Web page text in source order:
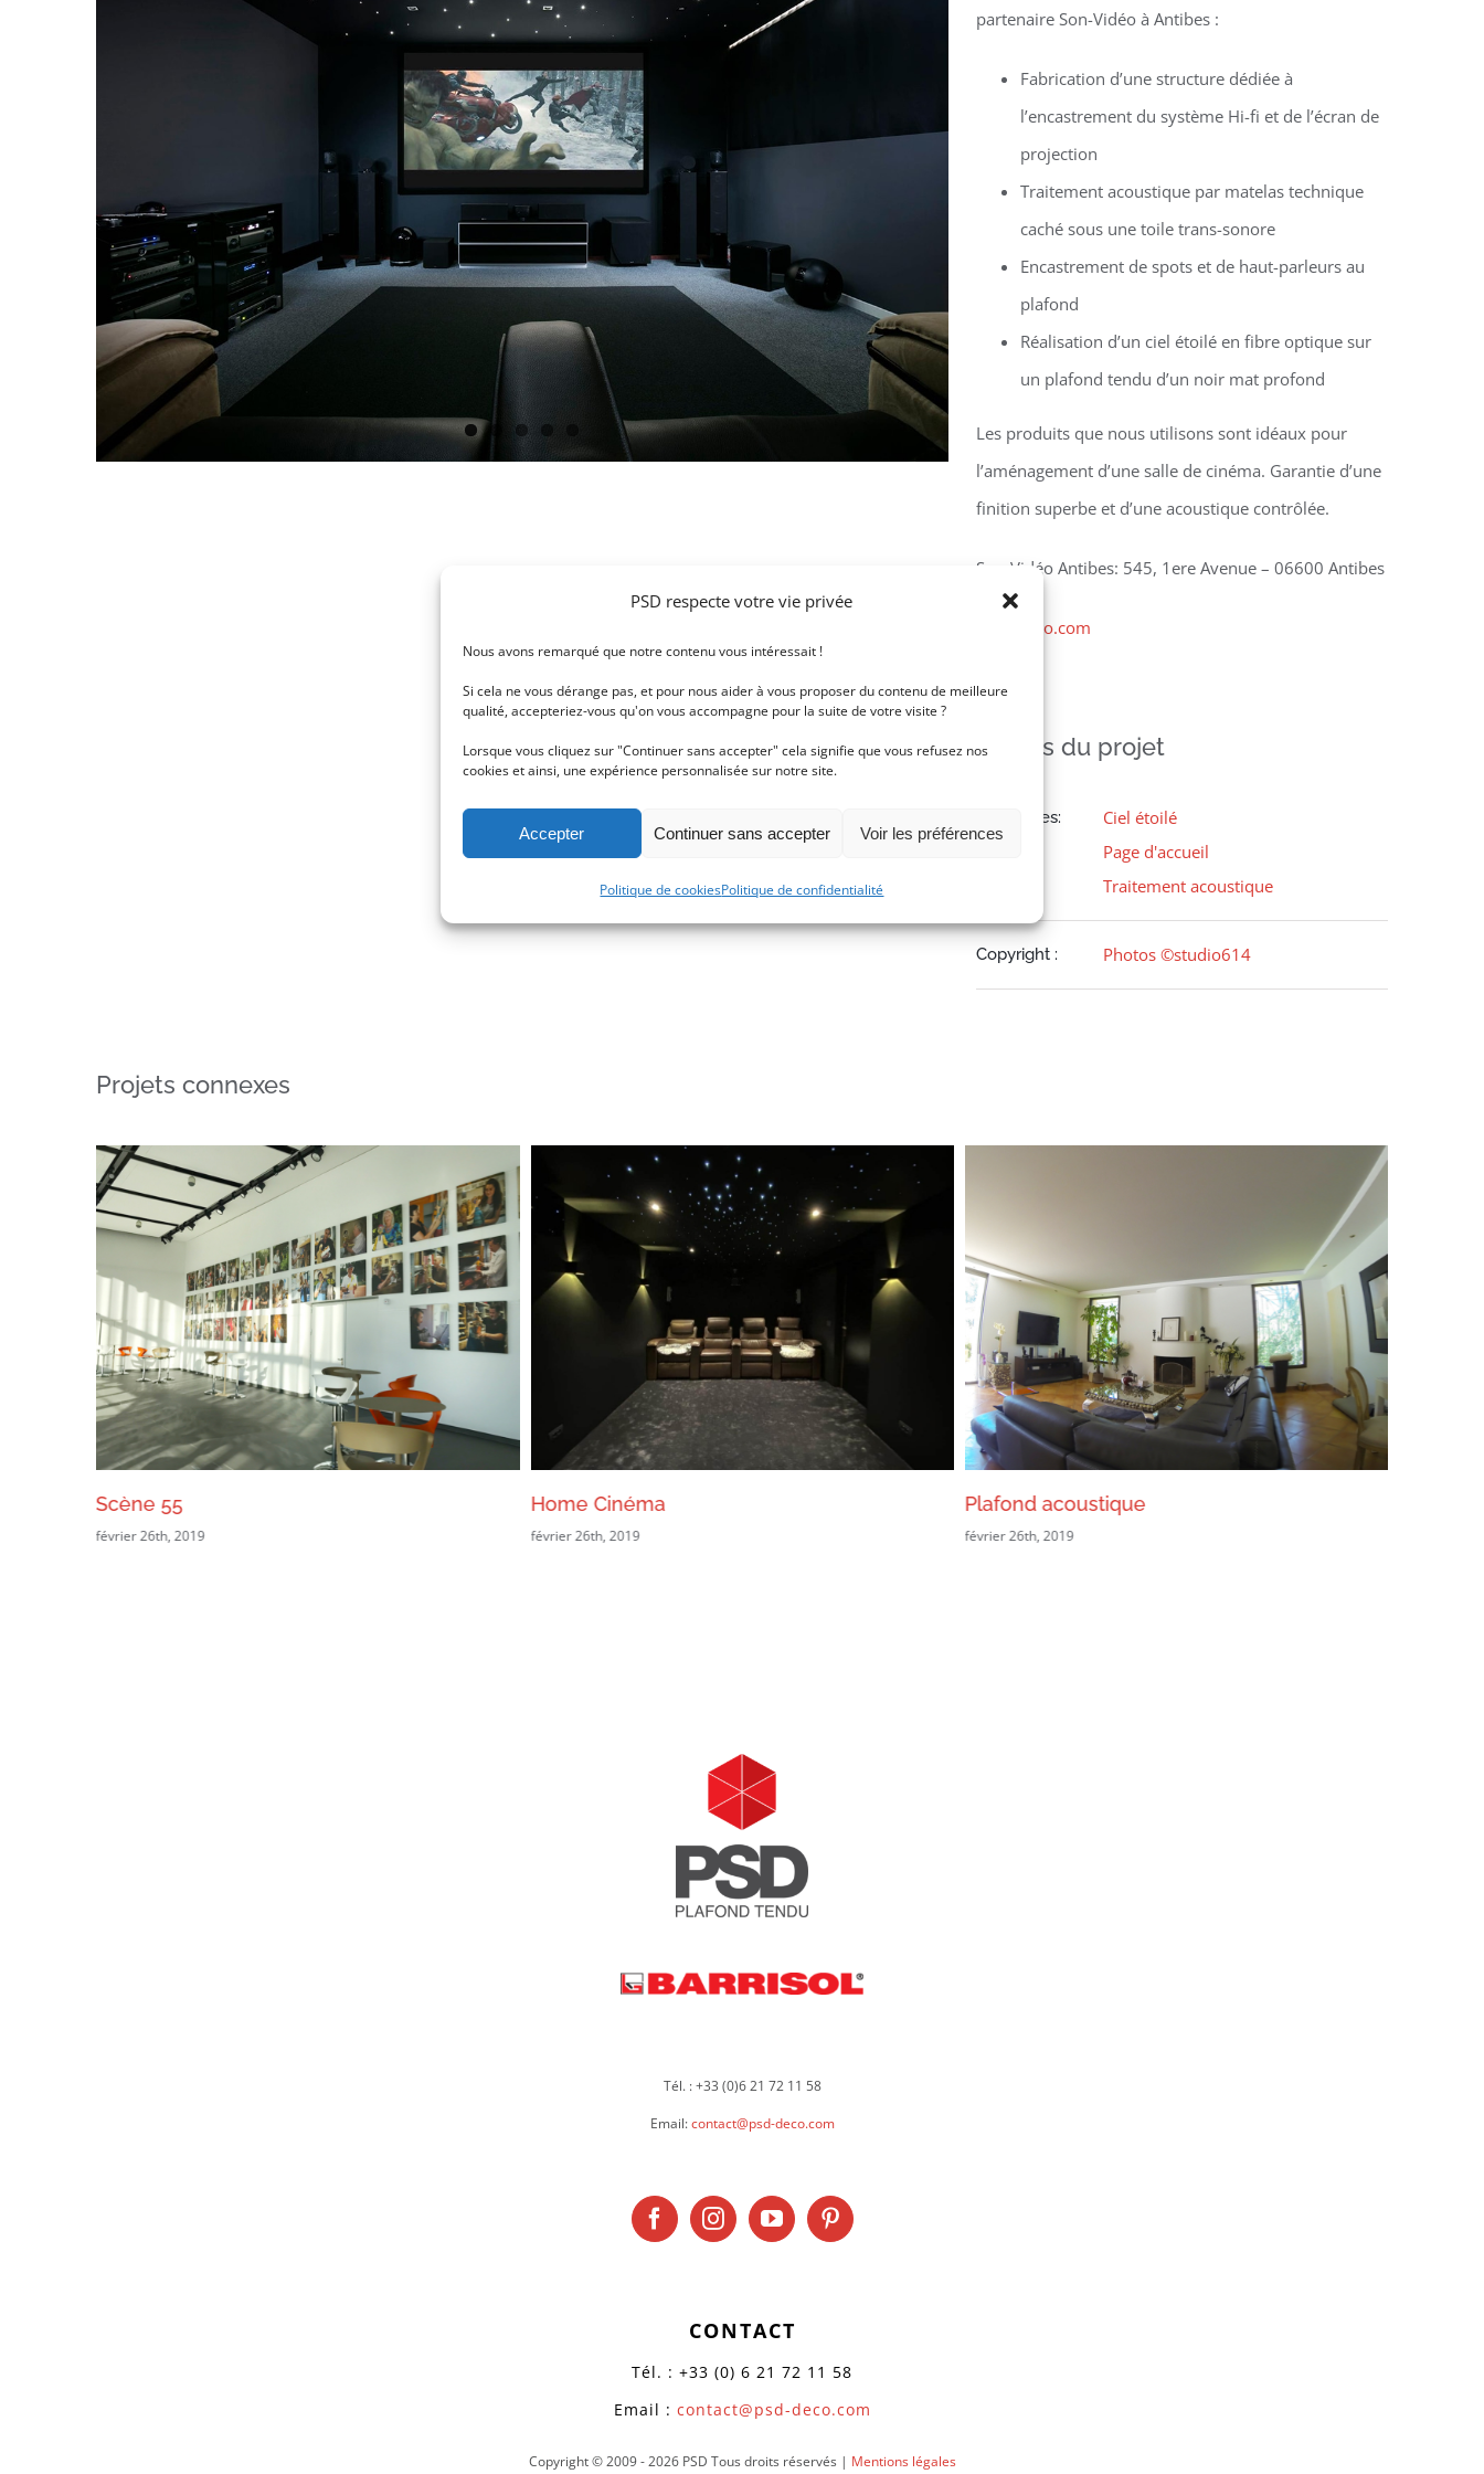
PSD respecte votre vie privée
Nous avons remarqué que notre contenu vous intéressait !
Si cela ne vous dérange pas, et pour nous aider à vous proposer du contenu de meilleure
qualité, accepteriez-vous qu'on vous accompagne pour la suite de votre visite ?
Lorsque vous cliquez sur "Continuer sans accepter" cela signifie que vous refusez nos
cookies et ainsi, une expérience personnalisée sur notre site.
Accepter Continuer sans accepter Voir les préférences
Politique de cookiesPolitique de confidentialité
partenaire Son-Vidéo à Antibes :
Fabrication d’une structure dédiée à
l’encastrement du système Hi-fi et de l’écran de
projection
Traitement acoustique par matelas technique
caché sous une toile trans-sonore
Encastrement de spots et de haut-parleurs au
plafond
Réalisation d’un ciel étoilé en fibre optique sur
un plafond tendu d’un noir mat profond
Les produits que nous utilisons sont idéaux pour
l’aménagement d’une salle de cinéma. Garantie d’une
finition superbe et d’une acoustique contrôlée.
Son-Vidéo Antibes: 545, 1ere Avenue – 06600 Antibes
Son-Vidéo.com
Détails du projet
Catégories:
Ciel étoilé
Page d'accueil
Traitement acoustique
Copyright : Photos ©studio614
Projets connexes
Scène 55
février 26th, 2019
Home Cinéma
février 26th, 2019
Plafond acoustique
février 26th, 2019
Tél. : +33 (0)6 21 72 11 58
Email:contact@psd-deco.com
CONTACT
Tél. : +33 (0) 6 21 72 11 58
Email : contact@psd-deco.com
Copyright © 2009 -2026 PSD Tous droits réservés | Mentions légales